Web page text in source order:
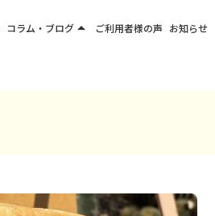
コラム・ブログarrow_drop_up ご利用者様の声 お知らせ